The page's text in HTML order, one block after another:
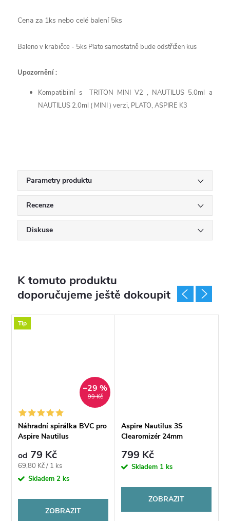
Cena za 1ks nebo celé balení 5ks
Baleno v krabičce - 5ks Plato samostatně bude odstřižen kus
Upozornění :
Kompatibilní s TRITON MINI V2 , NAUTILUS 5.0ml a
NAUTILUS 2.0ml ( MINI ) verzi, PLATO, ASPIRE K3
Parametry produktu
Recenze
Diskuse
K tomuto produktu
doporučujeme ještě dokoupit
Tip
99 Kč
–29 %
Náhradní spirálka BVC pro
Aspire Nautilus
od 79 Kč
Měrná
cena:
69,80 Kč / 1 ks
Skladem2 ks
ZOBRAZIT
Aspire Nautilus 3S
Clearomizér 24mm
799 Kč
Skladem 1 ks
ZOBRAZIT